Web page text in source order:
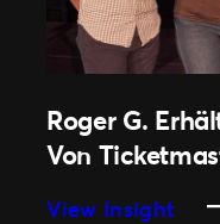
Roger G.
Von
View Insight